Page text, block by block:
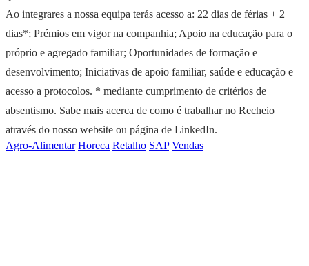
Ao integrares a nossa equipa terás acesso a: 22 dias de férias + 2
dias*; Prémios em vigor na companhia; Apoio na educação para o
próprio e agregado familiar; Oportunidades de formação e
desenvolvimento; Iniciativas de apoio familiar, saúde e educação e
acesso a protocolos. * mediante cumprimento de critérios de
absentismo. Sabe mais acerca de como é trabalhar no Recheio
através do nosso website ou página de LinkedIn.
Agro-Alimentar Horeca Retalho SAP Vendas